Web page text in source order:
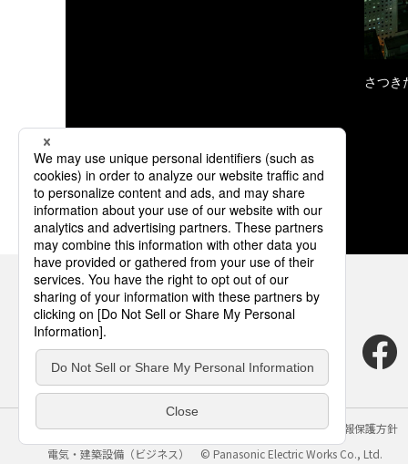
さつき
サイトのご利用にあたって クッキーポリシー
個人情報保護方針
電気・建築設備（ビジネス）
© Panasonic Electric Works Co., Ltd.